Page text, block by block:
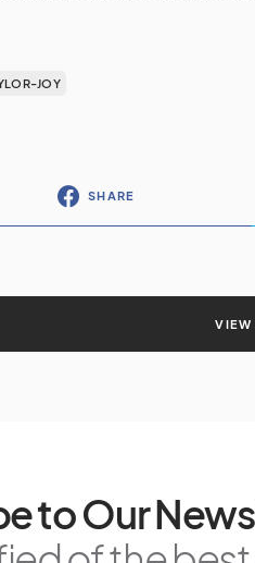
JOY
SHARE
to Our